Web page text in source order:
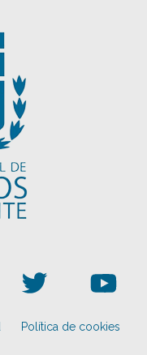
Política de cookies